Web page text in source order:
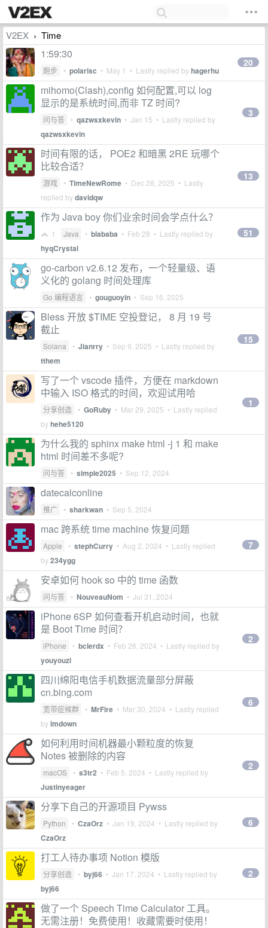
V2EX › Time
1:59:30
跑步 • polarisc • May 1 • Lastly replied byhagerhu
20
mihomo(Clash),config 如何配置,可以 log
显示的是系统时间,而非 TZ 时间?
问与答 • qazwsxkevin • Jan 15 • Lastly replied by
qazwsxkevin
3
时间有限的话， POE2 和暗黑 2RE 玩哪个
比较合适？
游戏 • TimeNewRome • Dec 28, 2025 • Lastly
replied bydavidqw
13
作为 Java boy 你们业余时间会学点什么？
1 Java • blababa • Feb 28 • Lastly replied by
hyqCrystal
51
go-carbon v2.6.12 发布，一个轻量级、语
义化的 golang 时间处理库
Go 编程语言 • gouguoyin • Sep 16, 2025
Bless 开放 $TIME 空投登记， 8 月 19 号
截止
Solana • Jianrry • Sep 9, 2025 • Lastly replied by
tthem
15
写了一个 vscode 插件，方便在 markdown
中输入 ISO 格式的时间，欢迎试用哈
分享创造 • GoRuby • Mar 29, 2025 • Lastly replied
byhehe5120
1
为什么我的 sphinx make html -j 1 和 make
html 时间差不多呢?
问与答 • simple2025 • Sep 12, 2024
datecalconline
推广 • sharkwan • Sep 5, 2024
mac 跨系统 time machine 恢复问题
Apple • stephCurry • Aug 2, 2024 • Lastly replied
by234ygg
7
安卓如何 hook so 中的 time 函数
问与答 • NouveauNom • Jul 31, 2024
iPhone 6SP 如何查看开机启动时间，也就
是 Boot Time 时间？
iPhone • bclerdx • Feb 26, 2024 • Lastly replied by
youyouzi
2
四川绵阳电信手机数据流量部分屏蔽
cn.bing.com
宽带症候群 • MrFire • Mar 30, 2024 • Lastly replied
bylmdown
6
如何利用时间机器最小颗粒度的恢复
Notes 被删除的内容
macOS • s3tr2 • Feb 5, 2024 • Lastly replied by
Justinyeager
2
分享下自己的开源项目 Pywss
Python • CzaOrz • Jan 19, 2024 • Lastly replied by
CzaOrz
6
打工人待办事项 Notion 模版
分享创造 • byj66 • Jan 17, 2024 • Lastly replied by
byj66
2
做了一个 Speech Time Calculator 工具。
无需注册！免费使用！收藏需要时使用！